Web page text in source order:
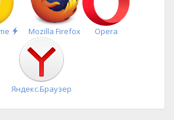
Быстрая
установка
Mozilla Firefox Opera
Яндекс.Браузер